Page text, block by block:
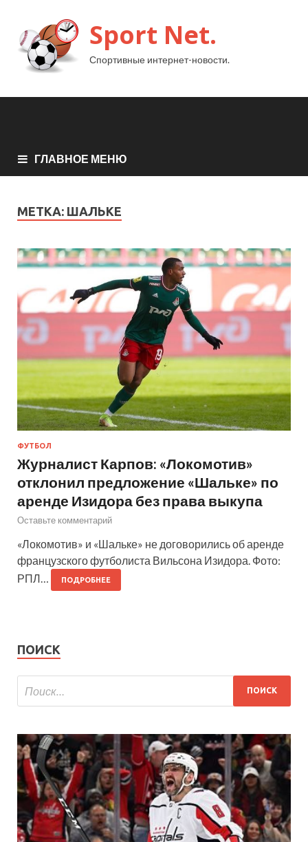
Sport Net.
Спортивные интернет-новости.
ГЛАВНОЕ МЕНЮ
МЕТКА: ШАЛЬКЕ
ФУТБОЛ
Журналист Карпов: «Локомотив»
отклонил предложение «Шальке» по
аренде Изидора без права выкупа
Оставьте комментарий
«Локомотив» и «Шальке» не договорились об аренде
французского футболиста Вильсона Изидора. Фото:
РПЛ…
ПОДРОБНЕЕ
ПОИСК